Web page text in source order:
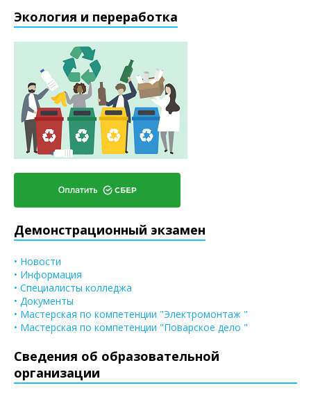
Экология и переработка
Демонстрационный экзамен
• Новости
• Информация
• Специалисты колледжа
• Документы
• Мастерская по компетенции "Электромонтаж "
• Мастерская по компетенции "Поварское дело "
Сведения об образовательной
организации